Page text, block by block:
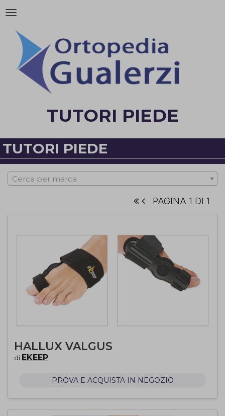
Attiva/disattiva
navigazione
TUTORI PIEDE
TUTORI PIEDE
Cerca per marca
PAGINA 1 DI 1
HALLUX VALGUS
di EKEEP
PROVA E ACQUISTA IN NEGOZIO